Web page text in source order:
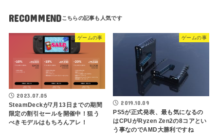
RECOMMEND
ゲームの事
2023.07.05
SteamDeckが7月13日までの期間
限定の割引セールを開催中！狙う
べきモデルはもちろんアレ！
ゲームの事
2019.10.09
PS5が正式発表、最も気になるの
はCPUがRyzen Zen2の8コアとい
う事なのでAMD大勝利ですね